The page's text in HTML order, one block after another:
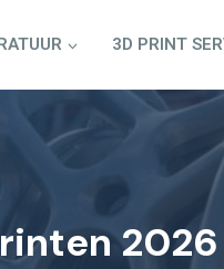
3D PRINT